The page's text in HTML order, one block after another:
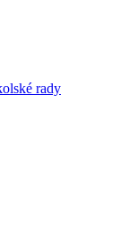
rady